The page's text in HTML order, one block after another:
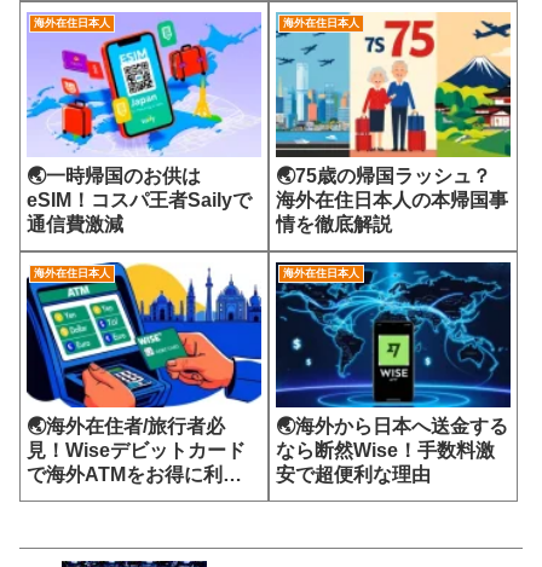
海外在住日本人
🌏一時帰国のお供は
eSIM！コスパ王者Sailyで
通信費激減
海外在住日本人
🌏75歳の帰国ラッシュ？
海外在住日本人の本帰国事
情を徹底解説
海外在住日本人
🌏海外在住者/旅行者必
見！Wiseデビットカード
で海外ATMをお得に利用
する方法
海外在住日本人
🌏海外から日本へ送金する
なら断然Wise！手数料激
安で超便利な理由